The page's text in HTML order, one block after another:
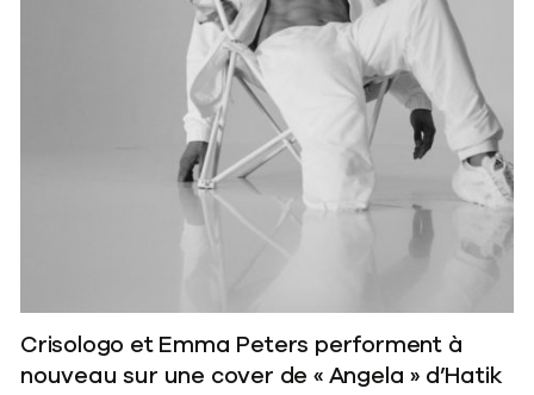
Crisologo et Emma Peters performent à
nouveau sur une cover de « Angela » d’Hatik